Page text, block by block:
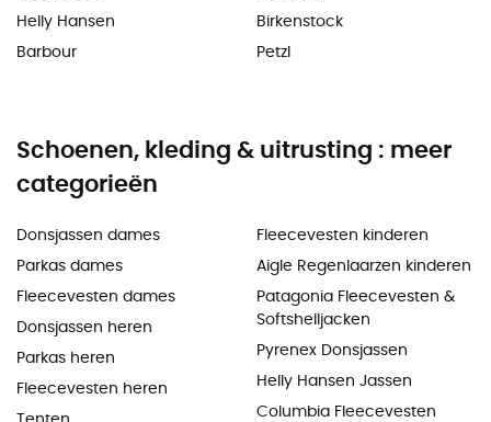
Helly Hansen
Barbour
Birkenstock
Petzl
Schoenen, kleding & uitrusting : meer
categorieën
Donsjassen dames
Parkas dames
Fleecevesten dames
Donsjassen heren
Parkas heren
Fleecevesten heren
Fleecevesten kinderen
Aigle Regenlaarzen kinderen
Patagonia Fleecevesten &
Softshelljacken
Pyrenex Donsjassen
Helly Hansen Jassen
Columbia Fleecevesten